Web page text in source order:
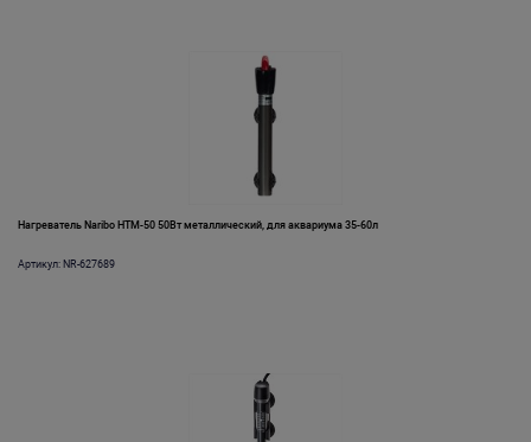
Нагреватель Naribo HTM-50 50Вт металлический, для аквариума 35-60л
Артикул: NR-627689